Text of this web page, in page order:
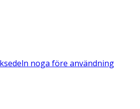
noga före användning